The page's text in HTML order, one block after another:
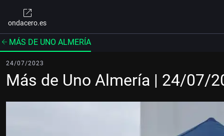
ondacero.es
MÁS DE UNO ALMERÍA
24/07/2023
Más de Uno Almería | 24/07/